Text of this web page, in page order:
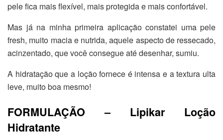
pele fica mais flexível, mais protegida e mais confortável.
Mas já na minha primeira aplicação constatei uma pele
fresh, muito macia e nutrida, aquele aspecto de ressecado,
acinzentado, que você consegue até desenhar, sumiu.
A hidratação que a loção fornece é intensa e a textura ulta
leve, muito boa mesmo!
FORMULAÇÃO – Lipikar Loção
Hidratante